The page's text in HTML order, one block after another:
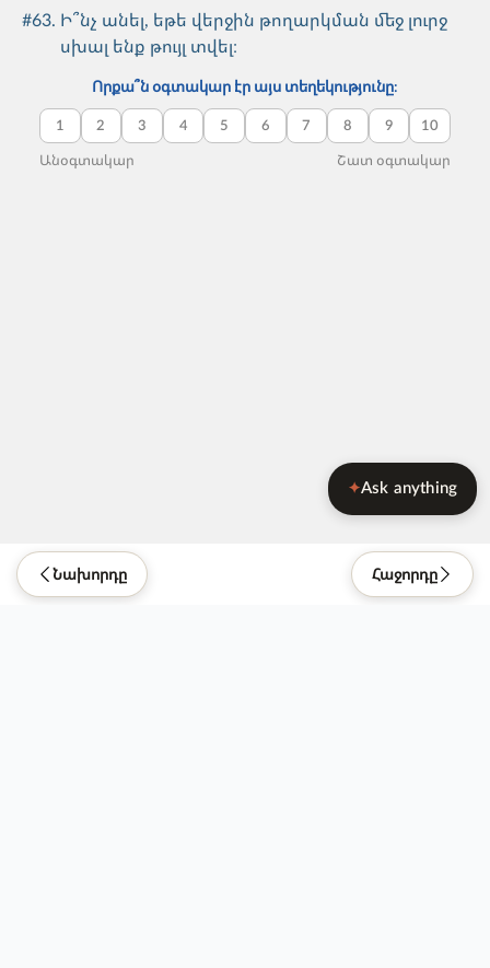
#63. Ի՞նչ անել, եթե վերջին թողարկման մեջ լուրջ
սխալ ենք թույլ տվել։
Որքա՞ն օգտակար էր այս տեղեկությունը:
1 2 3 4 5 6 7 8 9 10
Անօգտակար Շատ օգտակար
Նախորդը Հաջորդը
#50. Ինչպե՞ս աշխատել ոչ կոմպետենտ
գործընկերոջ կամ ղեկավարի հետ:
Թիմի կազմավորում
#59. Ի՞նչ պետք է հաշվի առնել ընկերության
տեքստերում/պրոդուկտում քաղաքական,
✦Ask anything